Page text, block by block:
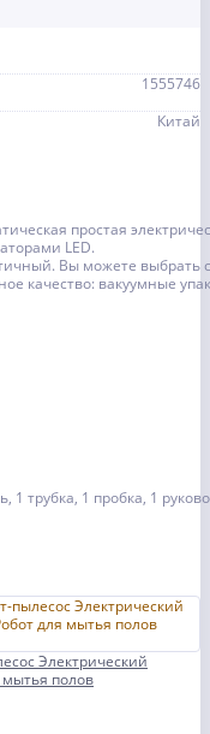
1555746
Китай
простая
LED.
Вы можете
качество: вакуумные
трубка, 1 пробка, 1
Электрический
полов